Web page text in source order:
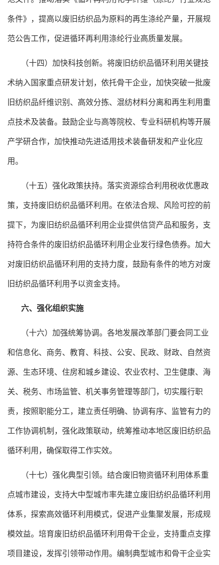
条件》，提高以废旧纺织品为原料的再生涤纶产量，开展规
范公告工作，促进循环再利用涤纶行业高质量发展。
（十四）加快科技创新。将废旧纺织品循环利用关键技
术纳入国家重点研发计划，依托骨干企业，加快突破一批废
旧纺织品纤维识别、高效分拣、混纺材料分离和再生利用重
点技术及装备。鼓励企业与高等院校、专业科研机构等开展
产学研合作，加快推动先进适用技术装备研发和产业化应
用。
（十五）强化政策扶持。落实资源综合利用税收优惠政
策，支持废旧纺织品循环利用。在依法合规、风险可控的前
提下，为废旧纺织品循环利用企业提供信贷产品和服务，支
持符合条件的废旧纺织品循环利用企业发行绿色债券。加大
对废旧纺织品循环利用的支持力度，鼓励有条件的地方对废
旧纺织品循环利用予以资金支持。
六、强化组织实施
（十六）加强统筹协调。各地发展改革部门要会同工业
和信息化、商务、教育、科技、公安、民政、财政、自然资
源、生态环境、住房和城乡建设、农业农村、卫生健康、海
关、税务、市场监管、机关事务管理等部门，切实履行职
责，按照职能分工，建立责任明确、协调有序、监管有力的
工作协调机制，强化政策联动，统筹推动本地区废旧纺织品
循环利用，确保取得工作实效。
（十七）强化典型引领。结合废旧物资循环利用体系重
点城市建设，支持大中型城市率先建立废旧纺织品循环利用
体系，探索高效循环利用模式，促进产业集聚发展，形成规
模效益。培育废旧纺织品循环利用骨干企业，支持重点支撑
项目建设，发挥引领带动作用。编制典型城市和骨干企业实